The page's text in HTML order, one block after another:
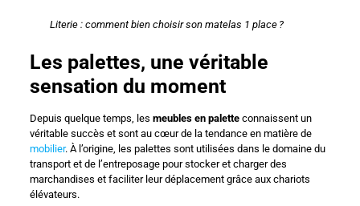
Literie : comment bien choisir son matelas 1 place ?
Les palettes, une véritable
sensation du moment
Depuis quelque temps, les meubles en paletteconnaissent un
véritable succès et sont au cœur de la tendance en matière de
mobilier. À l’origine, les palettes sont utilisées dans le domaine du
transport et de l’entreposage pour stocker et charger des
marchandises et faciliter leur déplacement grâce aux chariots
élévateurs.